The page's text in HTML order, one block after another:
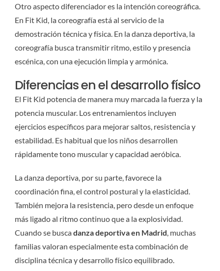
Otro aspecto diferenciador es la intención coreográfica.
En Fit Kid, la coreografía está al servicio de la
demostración técnica y física. En la danza deportiva, la
coreografía busca transmitir ritmo, estilo y presencia
escénica, con una ejecución limpia y armónica.
Diferencias en el desarrollo físico
El Fit Kid potencia de manera muy marcada la fuerza y la
potencia muscular. Los entrenamientos incluyen
ejercicios específicos para mejorar saltos, resistencia y
estabilidad. Es habitual que los niños desarrollen
rápidamente tono muscular y capacidad aeróbica.
La danza deportiva, por su parte, favorece la
coordinación fina, el control postural y la elasticidad.
También mejora la resistencia, pero desde un enfoque
más ligado al ritmo continuo que a la explosividad.
Cuando se buscadanza deportiva en Madrid , muchas
familias valoran especialmente esta combinación de
disciplina técnica y desarrollo físico equilibrado.